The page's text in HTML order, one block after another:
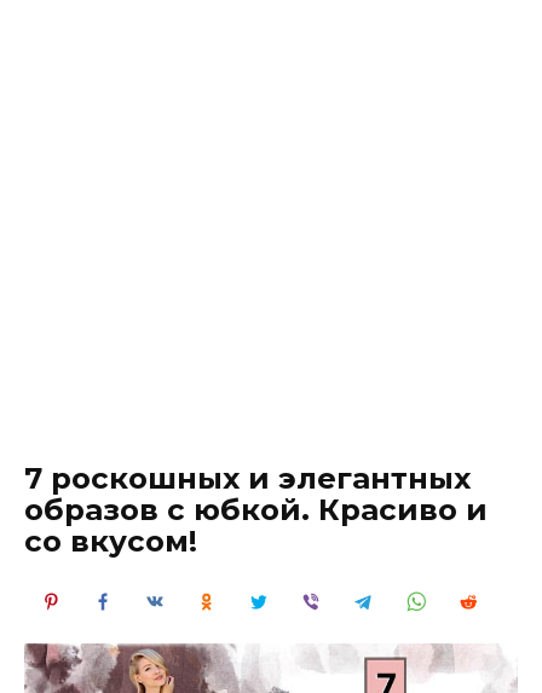
7 роскошных и элегантных
образов с юбкой. Красиво и
со вкусом!